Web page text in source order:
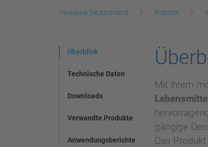
Yaskawa Deutschland Robotik
Überblick
Technische Daten
Downloads
Verwandte Produkte
Anwendungsberichte
Mit ihrem
gängige
Das